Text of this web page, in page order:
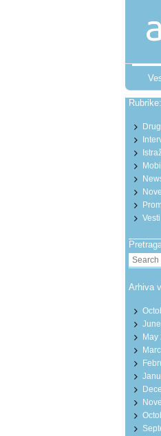
Rubrike:
Vesti
Arhiva
May